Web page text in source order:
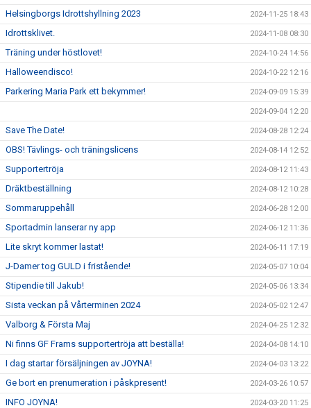
Helsingborgs Idrottshyllning 2023 2024-11-25 18:43
Idrottsklivet. 2024-11-08 08:30
Träning under höstlovet! 2024-10-24 14:56
Halloweendisco! 2024-10-22 12:16
Parkering Maria Park ett bekymmer! 2024-09-09 15:39
2024-09-04 12:20
Save The Date! 2024-08-28 12:24
OBS! Tävlings- och träningslicens 2024-08-14 12:52
Supportertröja 2024-08-12 11:43
Dräktbeställning 2024-08-12 10:28
Sommaruppehåll 2024-06-28 12:00
Sportadmin lanserar ny app 2024-06-12 11:36
Lite skryt kommer lastat! 2024-06-11 17:19
J-Damer tog GULD i fristående! 2024-05-07 10:04
Stipendie till Jakub! 2024-05-06 13:34
Sista veckan på Vårterminen 2024 2024-05-02 12:47
Valborg & Första Maj 2024-04-25 12:32
Ni finns GF Frams supportertröja att beställa! 2024-04-08 14:10
I dag startar försäljningen av JOYNA! 2024-04-03 13:22
Ge bort en prenumeration i påskpresent! 2024-03-26 10:57
INFO JOYNA! 2024-03-20 11:25